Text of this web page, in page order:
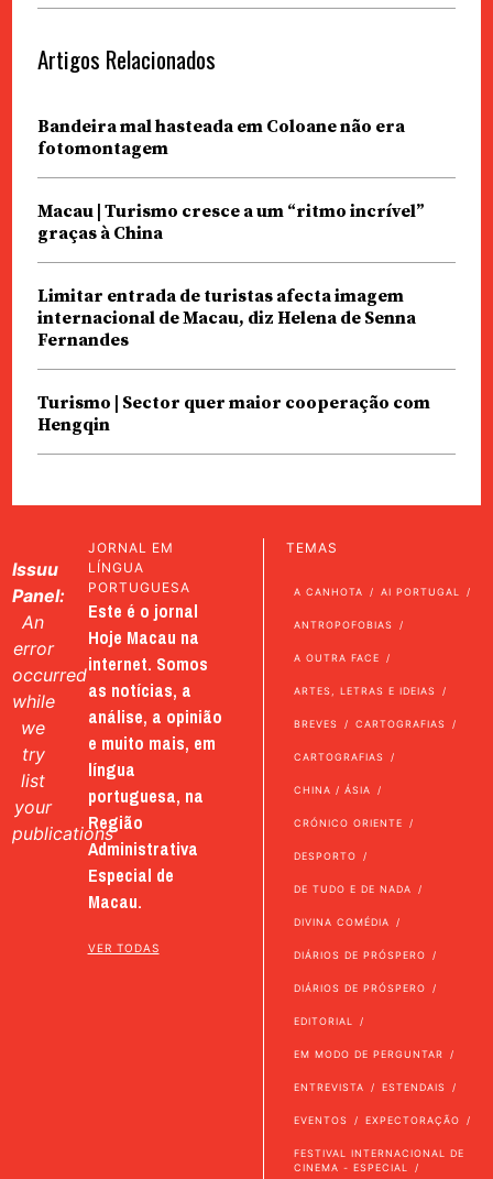
Artigos Relacionados
Bandeira mal hasteada em Coloane não era
fotomontagem
Macau | Turismo cresce a um “ritmo incrível”
graças à China
Limitar entrada de turistas afecta imagem
internacional de Macau, diz Helena de Senna
Fernandes
Turismo | Sector quer maior cooperação com
Hengqin
Issuu
Panel:
An
error
occurred
while
we
try
list
your
publications
JORNAL EM
LÍNGUA
PORTUGUESA
Este é o jornal
Hoje Macau na
internet. Somos
as notícias, a
análise, a opinião
e muito mais, em
língua
portuguesa, na
Região
Administrativa
Especial de
Macau.
VER TODAS
TEMAS
A CANHOTA AI PORTUGAL
ANTROPOFOBIAS
A OUTRA FACE
ARTES, LETRAS E IDEIAS
BREVES CARTOGRAFIAS
CARTOGRAFIAS
CHINA / ÁSIA
CRÓNICO ORIENTE
DESPORTO
DE TUDO E DE NADA
DIVINA COMÉDIA
DIÁRIOS DE PRÓSPERO
DIÁRIOS DE PRÓSPERO
EDITORIAL
EM MODO DE PERGUNTAR
ENTREVISTA ESTENDAIS
EVENTOS EXPECTORAÇÃO
FESTIVAL INTERNACIONAL DE
CINEMA - ESPECIAL